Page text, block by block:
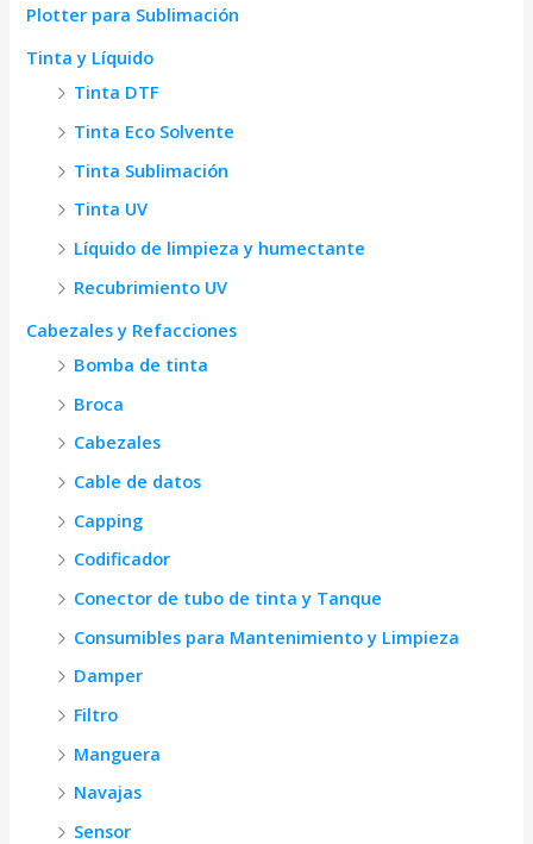
Plotter para Sublimación
Tinta y Líquido
Tinta DTF
Tinta Eco Solvente
Tinta Sublimación
Tinta UV
Líquido de limpieza y humectante
Recubrimiento UV
Cabezales y Refacciones
Bomba de tinta
Broca
Cabezales
Cable de datos
Capping
Codificador
Conector de tubo de tinta y Tanque
Consumibles para Mantenimiento y Limpieza
Damper
Filtro
Manguera
Navajas
Sensor